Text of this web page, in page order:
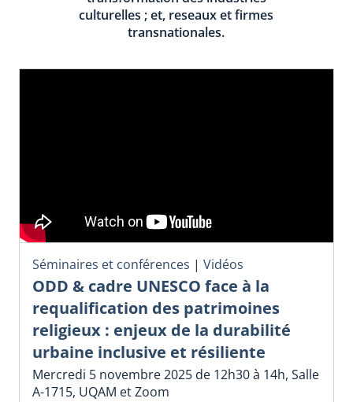
culturelles ; et, reseaux et firmes
transnationales.
Séminaires et conférences | Vidéos
ODD & cadre UNESCO face à la
requalification des patrimoines
religieux : enjeux de la durabilité
urbaine inclusive et résiliente
Mercredi 5 novembre 2025 de 12h30 à 14h, Salle
A-1715, UQAM et Zoom